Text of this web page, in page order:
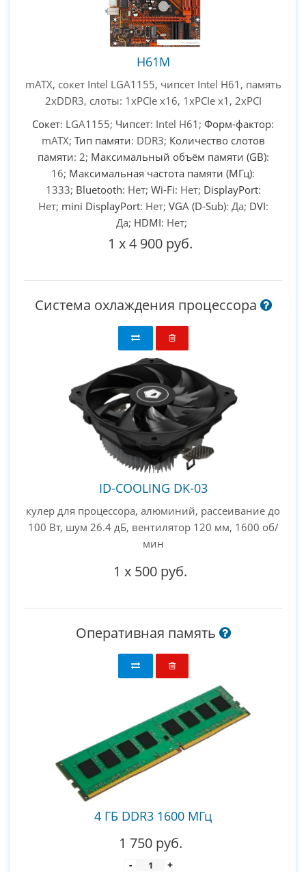
H61M
mATX, сокет Intel LGA1155, чипсет Intel H61, память
2xDDR3, слоты: 1xPCIe x16, 1xPCIe x1, 2xPCI
Сокет: LGA1155; Чипсет: Intel H61; Форм-фактор:
mATX; Тип памяти: DDR3; Количество слотов
памяти: 2; Максимальный объём памяти (GB):
16; Максимальная частота памяти (МГц):
1333; Bluetooth: Нет; Wi-Fi: Нет; DisplayPort:
Нет; mini DisplayPort: Нет; VGA (D-Sub): Да; DVI:
Да; HDMI: Нет;
1 x4 900 руб.
Система охлаждения процессора
ID-COOLING DK-03
кулер для процессора, алюминий, рассеивание до
100 Вт, шум 26.4 дБ, вентилятор 120 мм, 1600 об/
мин
1 x 500 руб.
Оперативная память
4 ГБ DDR3 1600 МГц
1 750 руб.
- +